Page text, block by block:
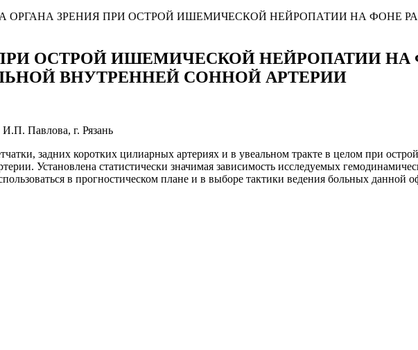
ОРГАНА ЗРЕНИЯ ПРИ ОСТРОЙ ИШЕМИЧЕСКОЙ НЕЙРОПАТИИ НА ФОНЕ
ОСТРОЙ ИШЕМИЧЕСКОЙ НЕЙРОПАТИИ НА
ВНУТРЕННЕЙ СОННОЙ АРТЕРИИ
Павлова, г. Рязань
задних коротких цилиарных артериях и в увеальном тракте в целом при
Установлена статистически значимая зависимость исследуемых
в прогностическом плане и в выборе тактики ведения больных данной